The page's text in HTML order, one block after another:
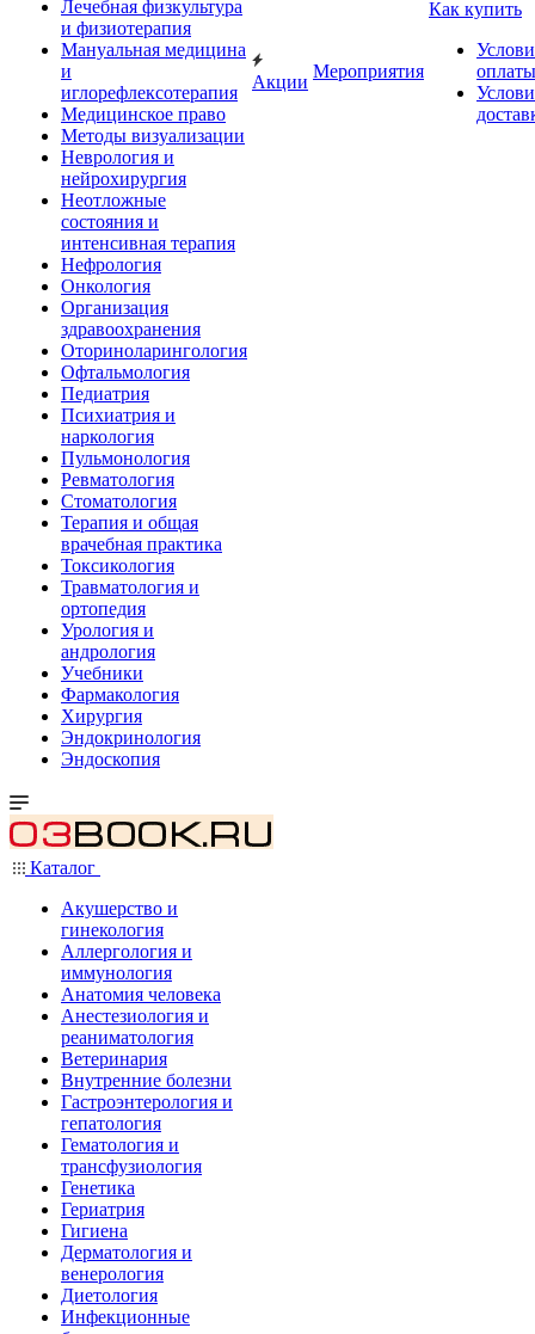
Лечебная физкультура
и физиотерапия
Мануальная медицина
и
иглорефлексотерапия
Медицинское право
Методы визуализации
Неврология и
нейрохирургия
Неотложные
состояния и
интенсивная терапия
Нефрология
Онкология
Организация
здравоохранения
Оториноларингология
Офтальмология
Педиатрия
Психиатрия и
наркология
Пульмонология
Ревматология
Стоматология
Терапия и общая
врачебная практика
Токсикология
Травматология и
ортопедия
Урология и
андрология
Учебники
Фармакология
Хирургия
Эндокринология
Эндоскопия
Акции
Мероприятия
Как купить
оплаты
Каталог
Акушерство и
гинекология
Аллергология и
иммунология
Анатомия человека
Анестезиология и
реаниматология
Ветеринария
Внутренние болезни
Гастроэнтерология и
гепатология
Гематология и
трансфузиология
Генетика
Гериатрия
Гигиена
Дерматология и
венерология
Диетология
Инфекционные